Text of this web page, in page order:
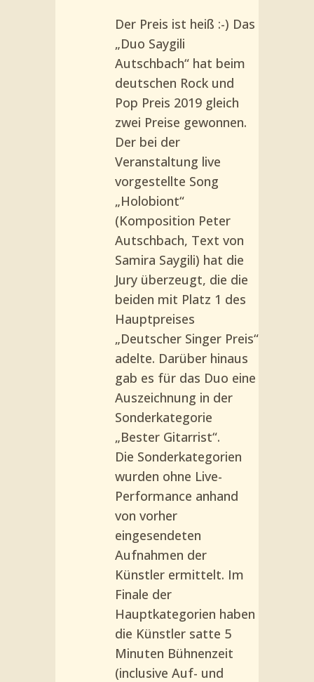
Der Preis ist heiß :-) Das
„Duo Saygili
Autschbach“ hat beim
deutschen Rock und
Pop Preis 2019 gleich
zwei Preise gewonnen.
Der bei der
Veranstaltung live
vorgestellte Song
„Holobiont“
(Komposition Peter
Autschbach, Text von
Samira Saygili) hat die
Jury überzeugt, die die
beiden mit Platz 1 des
Hauptpreises
„Deutscher Singer Preis“
adelte. Darüber hinaus
gab es für das Duo eine
Auszeichnung in der
Sonderkategorie
„Bester Gitarrist“.
Die Sonderkategorien
wurden ohne Live-
Performance anhand
von vorher
eingesendeten
Aufnahmen der
Künstler ermittelt. Im
Finale der
Hauptkategorien haben
die Künstler satte 5
Minuten Bühnenzeit
(inclusive Auf- und